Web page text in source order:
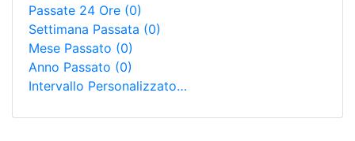
Passate 24 Ore (0)
Settimana Passata (0)
Mese Passato (0)
Anno Passato (0)
Intervallo Personalizzato…